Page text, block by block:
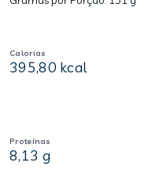
Calorias
395,80 kcal
Proteínas
8,13 g